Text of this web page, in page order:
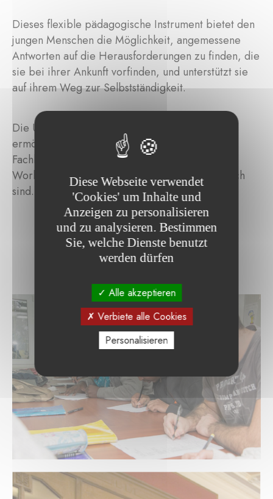
Dieses flexible pädagogische Instrument bietet den
jungen Menschen die Möglichkeit, angemessene
Antworten auf die Herausforderungen zu finden, die
sie bei ihrer Ankunft vorfinden, und unterstützt sie
auf ihrem Weg zur Selbstständigkeit.
Die Unterstützung der Fondation Pax Christi
ermöglicht die Finanzierung spezialisierter
Fachkräfte, die für das Funktionieren der
Workshops, Praktika und Schulungen erforderlich
sind.
Diese Webseite verwendet
'Cookies' um Inhalte und
Anzeigen zu personalisieren
und zu analysieren. Bestimmen
Sie, welche Dienste benutzt
werden dürfen
Alle akzeptieren
Verbiete alle Cookies
Personalisieren